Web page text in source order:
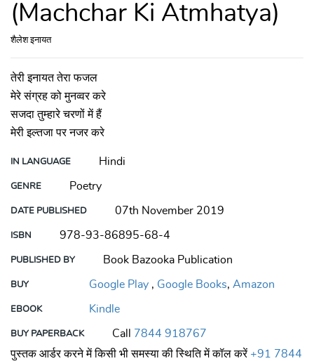
(Machchar Ki Atmhatya)
शैलेश इनायत
तेरी इनायत तेरा फजल
मेरे संग्रह को मुनव्वर करे
सजदा तुम्हारे चरणों में हैं
मेरी इल्तजा पर नजर करे
IN LANGUAGE Hindi
GENRE Poetry
DATE PUBLISHED 07th November 2019
ISBN 978-93-86895-68-4
PUBLISHED BY Book Bazooka Publication
BUY
EBOOK
Google Play , Google Books, Amazon
Kindle
BUY PAPERBACK Call 7844 918767
पुस्तक आर्डर करने में किसी भी समस्या की स्थिति में कॉल करें +91 7844